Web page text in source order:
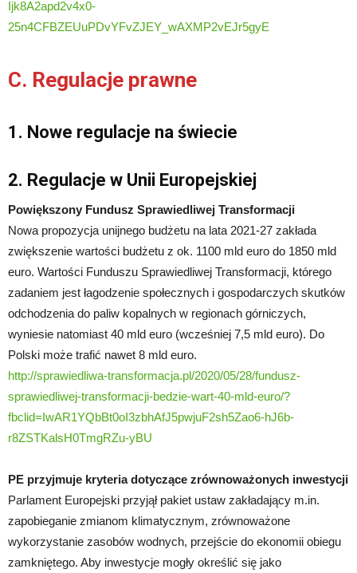
Ijk8A2apd2v4x0-
25n4CFBZEUuPDvYFvZJEY_wAXMP2vEJr5gyE
C. Regulacje prawne
1. Nowe regulacje na świecie
2. Regulacje w Unii Europejskiej
Powiększony Fundusz Sprawiedliwej Transformacji
Nowa propozycja unijnego budżetu na lata 2021-27 zakłada
zwiększenie wartości budżetu z ok. 1100 mld euro do 1850 mld
euro. Wartości Funduszu Sprawiedliwej Transformacji, którego
zadaniem jest łagodzenie społecznych i gospodarczych skutków
odchodzenia do paliw kopalnych w regionach górniczych,
wyniesie natomiast 40 mld euro (wcześniej 7,5 mld euro). Do
Polski może trafić nawet 8 mld euro.
http://sprawiedliwa-transformacja.pl/2020/05/28/fundusz-
sprawiedliwej-transformacji-bedzie-wart-40-mld-euro/?
fbclid=IwAR1YQbBt0oI3zbhAfJ5pwjuF2sh5Zao6-hJ6b-
r8ZSTKalsH0TmgRZu-yBU
PE przyjmuje kryteria dotyczące zrównoważonych inwestycji
Parlament Europejski przyjął pakiet ustaw zakładający m.in.
zapobieganie zmianom klimatycznym, zrównoważone
wykorzystanie zasobów wodnych, przejście do ekonomii obiegu
zamkniętego. Aby inwestycje mogły określić się jako